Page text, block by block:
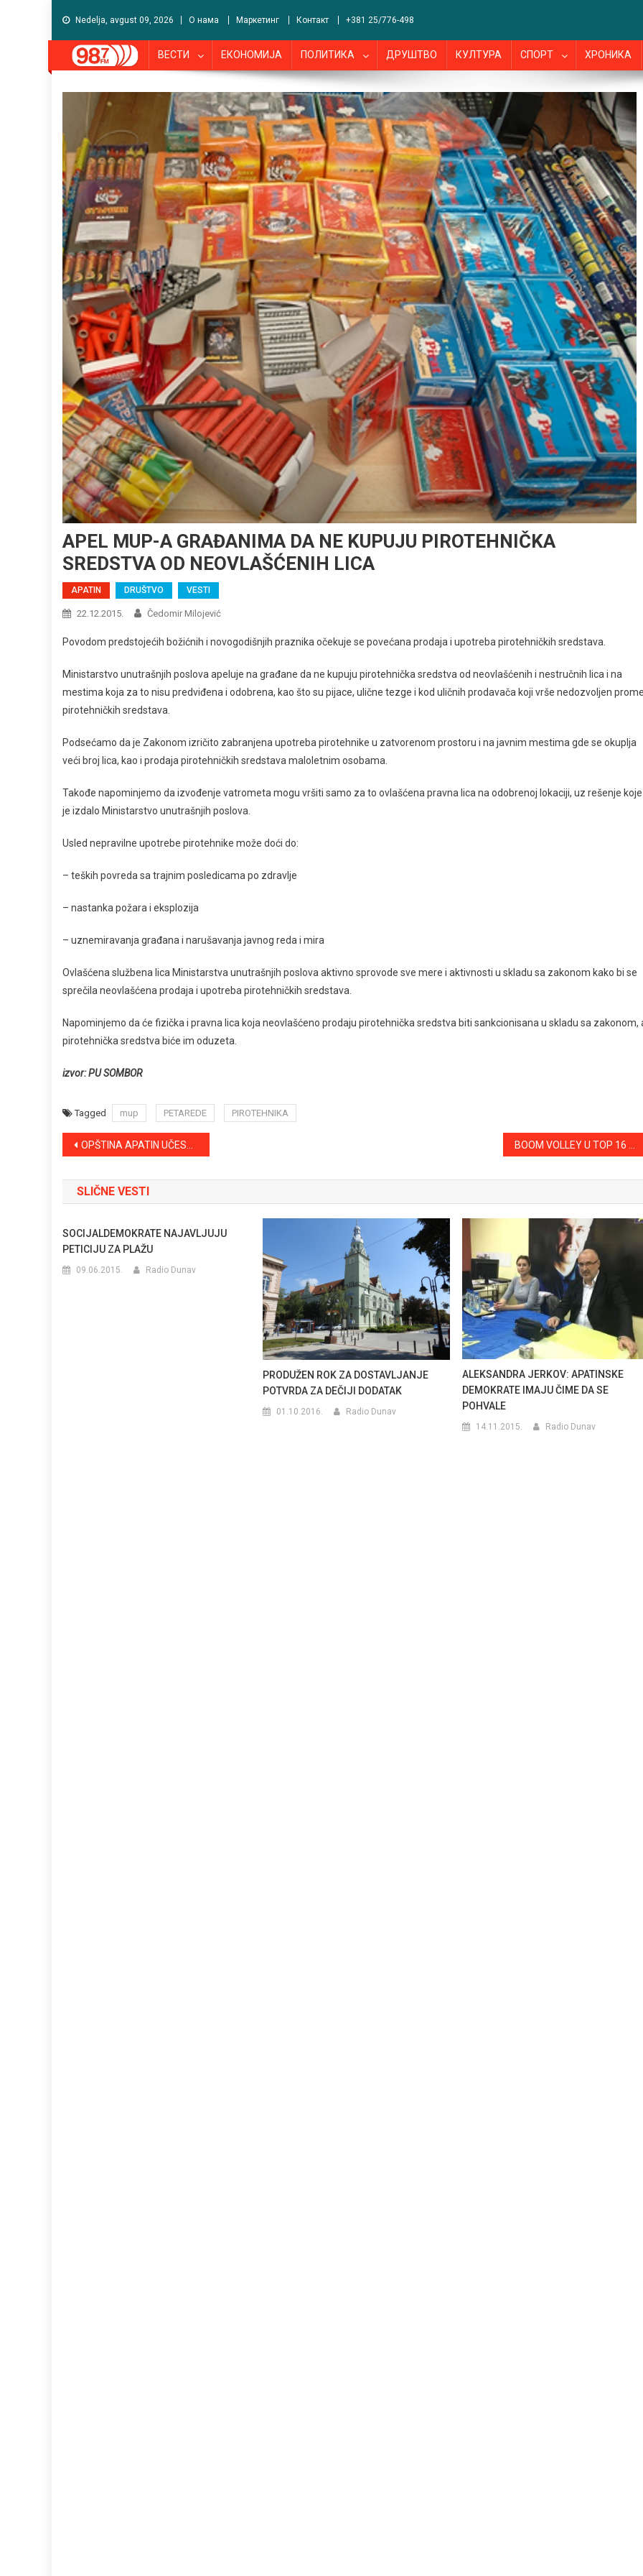
Nedelja, avgust 09, 2026 О нама Маркетинг Контакт +381 25/776-498
ВЕСТИ ЕКОНОМИЈА ПОЛИТИКА ДРУШТВО КУЛТУРА СПОРТ ХРОНИКА
APEL MUP-A GRAĐANIMA DA NE KUPUJU PIROTEHNIČKA
SREDSTVA OD NEOVLAŠĆENIH LICA
APATIN DRUŠTVO VESTI
22.12.2015. Čedomir Milojević
Povodom predstojećih božićnih i novogodišnjih praznika očekuje se povećana prodaja i upotreba pirotehničkih sredstava.
Ministarstvo unutrašnjih poslova apeluje na građane da ne kupuju pirotehnička sredstva od neovlašćenih i nestručnih lica i na
mestima koja za to nisu predviđena i odobrena, kao što su pijace, ulične tezge i kod uličnih prodavača koji vrše nedozvoljen
pirotehničkih sredstava.
Podsećamo da je Zakonom izričito zabranjena upotreba pirotehnike u zatvorenom prostoru i na javnim mestima gde se okuplja
veći broj lica, kao i prodaja pirotehničkih sredstava maloletnim osobama.
Takođe napominjemo da izvođenje vatrometa mogu vršiti samo za to ovlašćena pravna lica na odobrenoj lokaciji, uz rešenje koje
je izdalo Ministarstvo unutrašnjih poslova.
Usled nepravilne upotrebe pirotehnike može doći do:
– teških povreda sa trajnim posledicama po zdravlje
– nastanka požara i eksplozija
– uznemiravanja građana i narušavanja javnog reda i mira
Ovlašćena službena lica Ministarstva unutrašnjih poslova aktivno sprovode sve mere i aktivnosti u skladu sa zakonom kako bi se
sprečila neovlašćena prodaja i upotreba pirotehničkih sredstava.
Napominjemo da će fizička i pravna lica koja neovlašćeno prodaju pirotehnička sredstva biti sankcionisana u skladu sa zakonom,
pirotehnička sredstva biće im oduzeta.
izvor: PU SOMBOR
Tagged mup PETAREDE PIROTEHNIKA
Kretanje
članka
OPŠTINA APATIN UČESNIK KONFERENCIJE DUNAVSKO–PANONSKE MIKROREGIJE BOOM VOLLEY U TOP 16 VOJVODINE
SLIČNE VESTI
SOCIJALDEMOKRATE NAJAVLJUJU
PETICIJU ZA PLAŽU
09.06.2015. Radio Dunav
PRODUŽEN ROK ZA DOSTAVLJANJE
POTVRDA ZA DEČIJI DODATAK
01.10.2016. Radio Dunav
ALEKSANDRA JERKOV: APATINSKE
DEMOKRATE IMAJU ČIME DA SE
POHVALE
14.11.2015. Radio Dunav